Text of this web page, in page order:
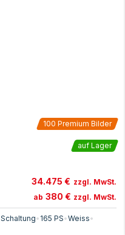
100 Premium Bilder
auf Lager
34.475 € zzgl. MwSt.
ab 380 € zzgl. MwSt.
Schaltung• 165 PS•Weiss•